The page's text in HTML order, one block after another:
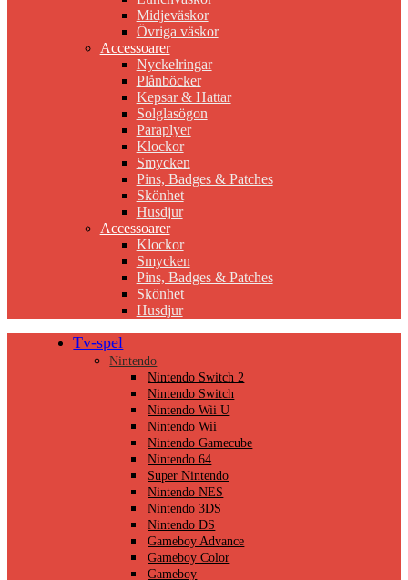
Midjeväskor
Övriga väskor
Accessoarer
Nyckelringar
Plånböcker
Kepsar & Hattar
Solglasögon
Paraplyer
Klockor
Smycken
Pins, Badges & Patches
Skönhet
Husdjur
Accessoarer
Klockor
Smycken
Pins, Badges & Patches
Skönhet
Husdjur
Tv-spel
Nintendo
Nintendo Switch 2
Nintendo Switch
Nintendo Wii U
Nintendo Wii
Nintendo Gamecube
Nintendo 64
Super Nintendo
Nintendo NES
Nintendo 3DS
Nintendo DS
Gameboy Advance
Gameboy Color
Gameboy